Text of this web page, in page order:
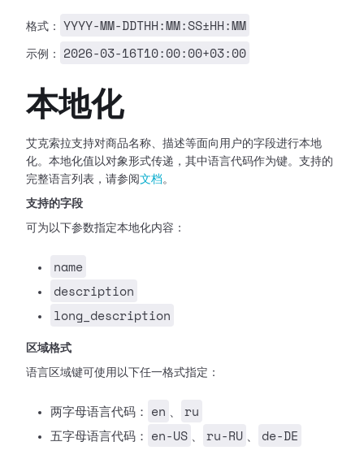
格式： YYYY-MM-DDTHH:MM:SS±HH:MM
示例： 2026-03-16T10:00:00+03:00
本地化
艾克索拉支持对商品名称、描述等面向用户的字段进行本地
化。本地化值以对象形式传递，其中语言代码作为键。支持的
完整语言列表，请参阅 文档。
支持的字段
可为以下参数指定本地化内容：
name
description
long_description
区域格式
语言区域键可使用以下任一格式指定：
两字母语言代码： en 、 ru
五字母语言代码： en-US 、 ru-RU 、 de-DE